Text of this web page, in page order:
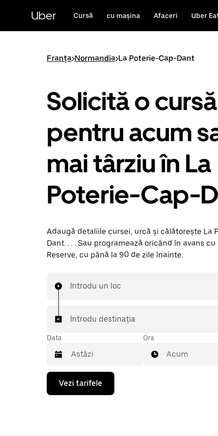
conținutul
principal
Uber Cursă cu mașina Afaceri Uber
Franța>Normandia>La Poterie-Cap-Dant
Solicită o cursă
pentru acum
mai târziu în La
Poterie-Cap-
Adaugă detaliile cursei, urcă și călătorește La
Dant. . . . Sau programează oricând în avans cu
Reserve, cu până la 90 de zile înainte.
Introdu un loc
Introdu destinația
Data
Pentru
deschide
Ora
Acum
Vezi tarifele